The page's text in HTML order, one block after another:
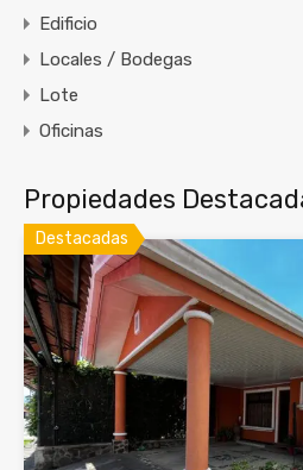
Edificio
Locales / Bodegas
Lote
Oficinas
Propiedades
Destacadas